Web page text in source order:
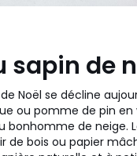
sapin de
Noël se décline
ou pomme de pin
bonhomme de
de bois ou papier